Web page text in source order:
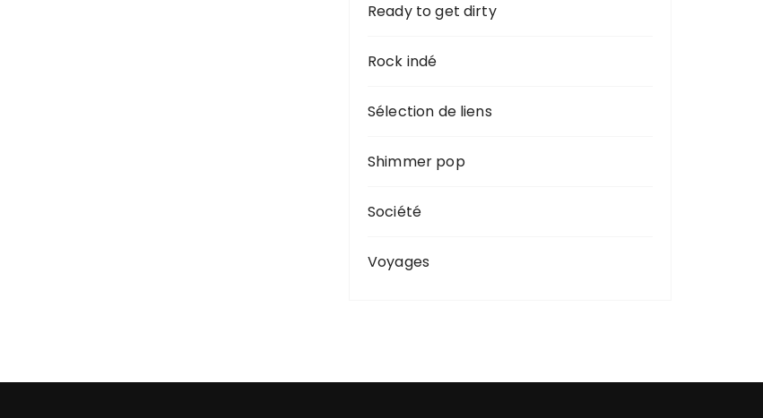
Ready to get dirty
Rock indé
Sélection de liens
Shimmer pop
Société
Voyages